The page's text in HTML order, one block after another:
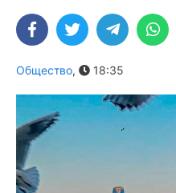
Общество, 18:35